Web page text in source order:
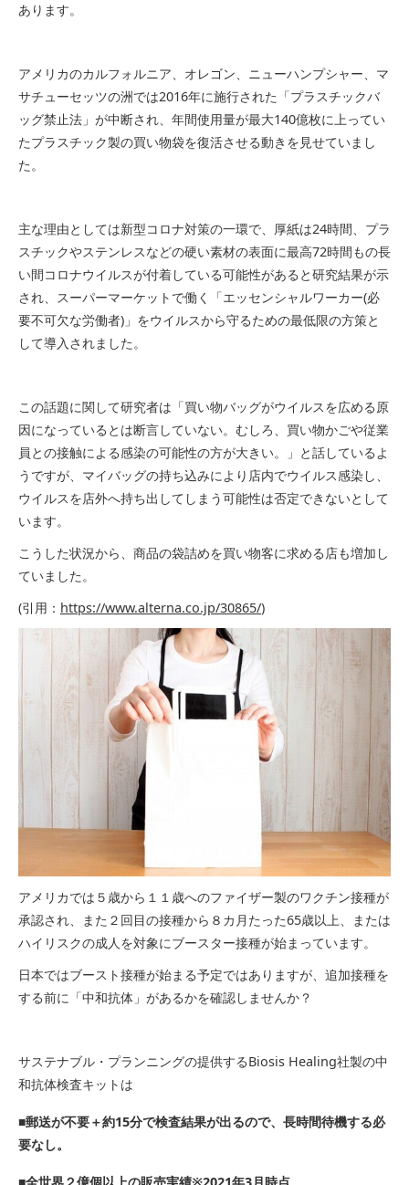
あります。
アメリカのカルフォルニア、オレゴン、ニューハンプシャー、マ
サチューセッツの洲では2016年に施行された「プラスチックバ
ッグ禁止法」が中断され、年間使用量が最大140億枚に上ってい
たプラスチック製の買い物袋を復活させる動きを見せていまし
た。
主な理由としては新型コロナ対策の一環で、厚紙は24時間、プラ
スチックやステンレスなどの硬い素材の表面に最高72時間もの長
い間コロナウイルスが付着している可能性があると研究結果が示
され、スーパーマーケットで働く「エッセンシャルワーカー(必
要不可欠な労働者)」をウイルスから守るための最低限の方策と
して導入されました。
この話題に関して研究者は「買い物バッグがウイルスを広める原
因になっているとは断言していない。むしろ、買い物かごや従業
員との接触による感染の可能性の方が大きい。」と話しているよ
うですが、マイバッグの持ち込みにより店内でウイルス感染し、
ウイルスを店外へ持ち出してしまう可能性は否定できないとして
います。
こうした状況から、商品の袋詰めを買い物客に求める店も増加し
ていました。
(引用： https://www.alterna.co.jp/30865/)
アメリカでは５歳から１１歳へのファイザー製のワクチン接種が
承認され、また２回目の接種から８カ月たった65歳以上、または
ハイリスクの成人を対象にブースター接種が始まっています。
日本ではブースト接種が始まる予定ではありますが、追加接種を
する前に「中和抗体」があるかを確認しませんか？
サステナブル・プランニングの提供するBiosis Healing社製の中
和抗体検査キットは
■郵送が不要＋約15分で検査結果が出るので、長時間待機する必
要なし。